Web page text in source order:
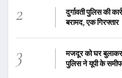
2
दुर्गावती पुलिस की
बरामद, एक गिरफ्तार
3
मजदूर को घर
पुलिस ने यूपी के